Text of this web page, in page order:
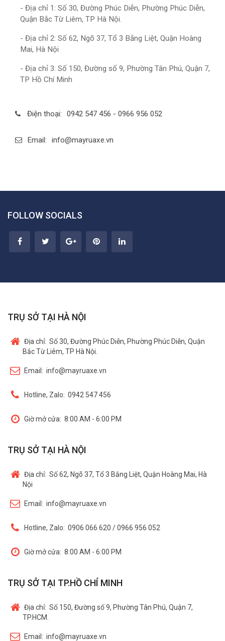
- Địa chỉ 1: Số 30, Đường Phúc Diễn, Phường Phúc Diễn,
Quận Bắc Từ Liêm, TP Hà Nội.
- Địa chỉ 2: Số 62, Ngõ 37, Tổ 3 Bằng Liệt, Quận Hoàng
Mai, Hà Nội
- Địa chỉ 3: Số 150, Đường số 9, Phường Tân Phú, Quận 7,
TP Hồ Chí Minh
Điện thoại: 0942 547 456 - 0966 956 052
Email: info@mayruaxe.vn
FOLLOW SOCIALS
TRỤ SỞ TẠI HÀ NỘI
Địa chỉ: Số 30, Đường Phúc Diễn, Phường Phúc Diễn, Quận
Bắc Từ Liêm, TP Hà Nội.
Email: info@mayruaxe.vn
Hotline, Zalo: 0942 547 456
Giờ mở cửa: 8:00 AM - 6:00 PM
TRỤ SỞ TẠI HÀ NỘI
Địa chỉ: Số 62, Ngõ 37, Tổ 3 Bằng Liệt, Quận Hoàng Mai, Hà
Nội
Email: info@mayruaxe.vn
Hotline, Zalo: 0906 066 620 / 0966 956 052
Giờ mở cửa: 8:00 AM - 6:00 PM
TRỤ SỞ TẠI TP.HỒ CHÍ MINH
Địa chỉ: Số 150, Đường số 9, Phường Tân Phú, Quận 7,
TP.HCM.
Email: info@mayruaxe.vn